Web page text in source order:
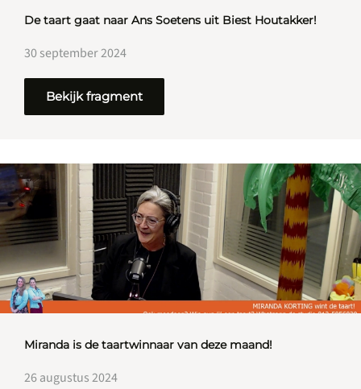
De taart gaat naar Ans Soetens uit Biest Houtakker!
30 september 2024
Bekijk fragment
Miranda is de taartwinnaar van deze maand!
26 augustus 2024